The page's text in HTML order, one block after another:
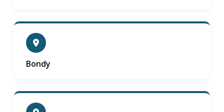
Bondy